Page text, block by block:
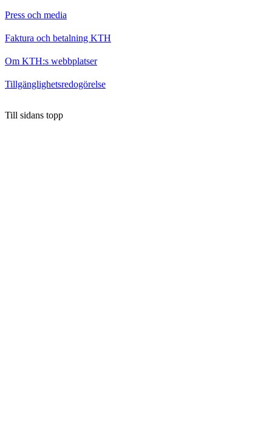
Press och media
Faktura och betalning KTH
Om KTH:s webbplatser
Tillgänglighetsredogörelse
Till sidans topp